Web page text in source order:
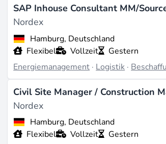
SAP Inhouse Consultant MM/
Nordex
Hamburg, Deutschland
Flexibel
Vollzeit
Gestern
Energiemanagement · Logistik ·
Civil Site Manager / Construction
Nordex
Hamburg, Deutschland
Flexibel
Vollzeit
Gestern